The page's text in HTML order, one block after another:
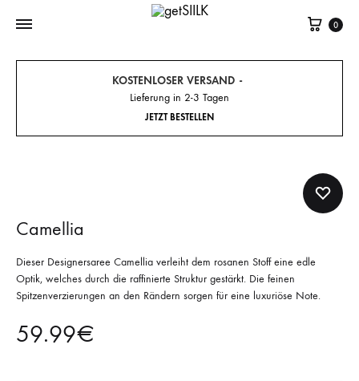
Cart
0
KOSTENLOSER VERSAND
Lieferung in 2-3 Tagen
JETZT BESTELLEN
Camellia
Dieser Designersaree Camellia verleiht dem rosanen Stoff eine edle
Optik, welches durch die raffinierte Struktur gestärkt. Die feinen
Spitzenverzierungen an den Rändern sorgen für eine luxuriöse Note.
59.99€